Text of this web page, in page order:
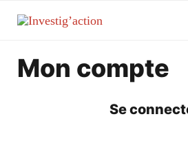
Mon compte
Se